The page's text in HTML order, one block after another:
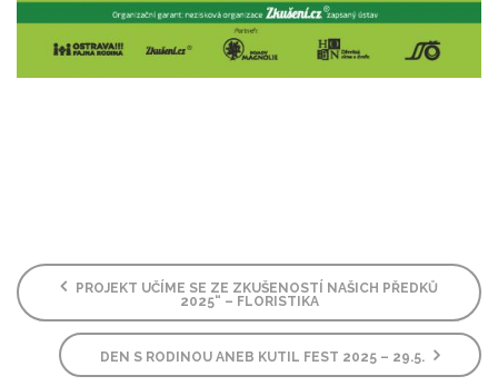
PROJEKT UČÍME SE ZE ZKUŠENOSTÍ NAŠICH PŘEDKŮ
2025“ – FLORISTIKA
DEN S RODINOU ANEB KUTIL FEST 2025 – 29.5.